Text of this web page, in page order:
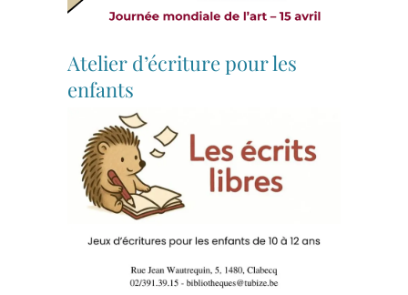
Atelier d’écriture pour les
enfants